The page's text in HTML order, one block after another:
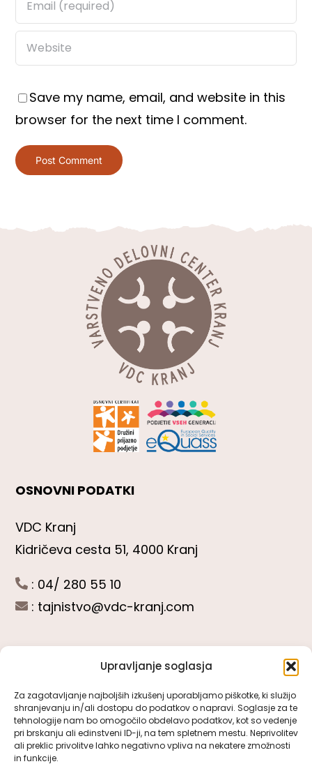
Upravljanje soglasja
Za zagotavljanje najboljših izkušenj uporabljamo piškotke, ki služijo
shranjevanju in/ali dostopu do podatkov o napravi. Soglasje za te
tehnologije nam bo omogočilo obdelavo podatkov, kot so vedenje
pri brskanju ali edinstveni ID-ji, na tem spletnem mestu. Neprivolitev
ali preklic privolitve lahko negativno vpliva na nekatere zmožnosti
in funkcije.
Save my name, email, and website in this
browser for the next time I comment.
OSNOVNI PODATKI
VDC Kranj
Kidričeva cesta 51, 4000 Kranj
: 04/ 280 55 10
: tajnistvo@vdc-kranj.com
Toggle
Navigation
Predstavitev VDC Kranj
SLEDITE NAM